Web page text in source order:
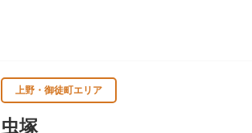
上野・御徒町エリア
虫塚